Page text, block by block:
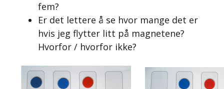
fem?
Er det lettere å se hvor mange det er
hvis jeg flytter litt på magnetene?
Hvorfor / hvorfor ikke?